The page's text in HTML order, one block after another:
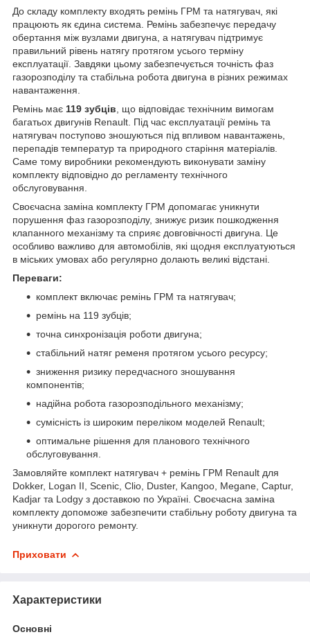
До складу комплекту входять ремінь ГРМ та натягувач, які
працюють як єдина система. Ремінь забезпечує передачу
обертання між вузлами двигуна, а натягувач підтримує
правильний рівень натягу протягом усього терміну
експлуатації. Завдяки цьому забезпечується точність фаз
газорозподілу та стабільна робота двигуна в різних режимах
навантаження.
Ремінь має 119 зубців , що відповідає технічним вимогам
багатьох двигунів Renault. Під час експлуатації ремінь та
натягувач поступово зношуються під впливом навантажень,
перепадів температур та природного старіння матеріалів.
Саме тому виробники рекомендують виконувати заміну
комплекту відповідно до регламенту технічного
обслуговування.
Своєчасна заміна комплекту ГРМ допомагає уникнути
порушення фаз газорозподілу, знижує ризик пошкодження
клапанного механізму та сприяє довговічності двигуна. Це
особливо важливо для автомобілів, які щодня експлуатуються
в міських умовах або регулярно долають великі відстані.
Переваги:
комплект включає ремінь ГРМ та натягувач;
ремінь на 119 зубців;
точна синхронізація роботи двигуна;
стабільний натяг ременя протягом усього ресурсу;
зниження ризику передчасного зношування
компонентів;
надійна робота газорозподільного механізму;
сумісність із широким переліком моделей Renault;
оптимальне рішення для планового технічного
обслуговування.
Замовляйте комплект натягувач + ремінь ГРМ Renault для
Dokker, Logan II, Scenic, Clio, Duster, Kangoo, Megane, Captur,
Kadjar та Lodgy з доставкою по Україні. Своєчасна заміна
комплекту допоможе забезпечити стабільну роботу двигуна та
уникнути дорогого ремонту.
Приховати
Характеристики
Основні